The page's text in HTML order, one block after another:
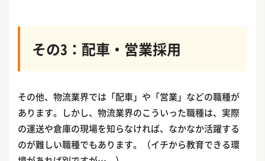
その3：配車・営業採用
その他、物流業界では「配車」や「営業」などの職種が
あります。しかし、物流業界のこういった職種は、実際
の運送や倉庫の現場を知らなければ、なかなか活躍する
のが難しい職種でもあります。（イチから教育できる環